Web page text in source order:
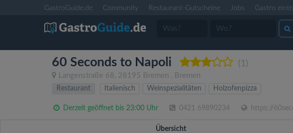
GastroGuide.de Community Restaurant-Gutscheine Jobs Gastro
60 Seconds to Napoli (1)
Langenstraße 68, 28195 Bremen , Bremen
Restaurant
Italienisch Weinspezialitäten Holzofenpizza
Derzeit geöffnet bis 23:00 Uhr 0421 69890234 https://
Übersicht